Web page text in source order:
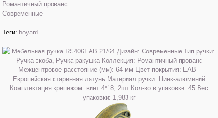
Романтичный прованс
Современные
Теги: boyard